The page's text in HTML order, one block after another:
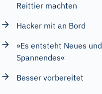
Reittier machten
Hacker mit an Bord
»Es entsteht Neues und
Spannendes«
Besser vorbereitet